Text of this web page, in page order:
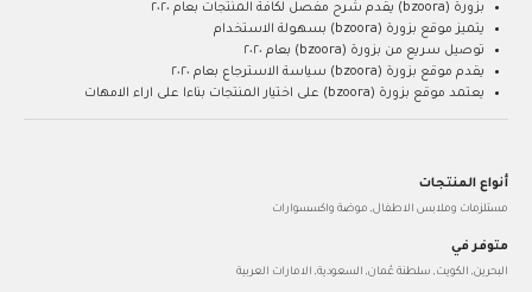
بزورة (bzoora) يقدم شرح مفصل لكافة المنتجات بعام ٢٠٢٠
يتميز موقع بزورة (bzoora) بسهولة الاستخدام
توصيل سريع من بزورة (bzoora) بعام ٢٠٢٠
يقدم موقع بزورة (bzoora) سياسة الاسترجاع بعام ٢٠٢٠
يعتمد موقع بزورة (bzoora) على اختيار المنتجات بناءا على اراء الامهات
أنواع المنتجات
مستلزمات وملابس الاطفال, موضة واكسسوارات
متوفر في
البحرين, الكويت, سلطنة عُمان, السعودية, الامارات العربية